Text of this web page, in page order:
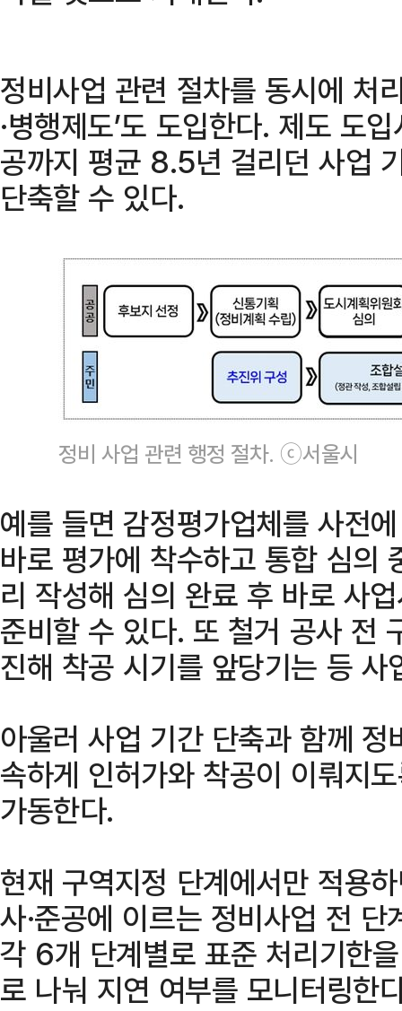
정비사업 관련 절차를 동시에 처
·병행제도’도 도입한다. 제도 도
공까지 평균 8.5년 걸리던 사업
단축할 수 있다.
정비 사업 관련 행정 절차. ⓒ서울시
예를 들면 감정평가업체를 사전
바로 평가에 착수하고 통합 심의
리 작성해 심의 완료 후 바로 사
준비할 수 있다. 또 철거 공사 전
진해 착공 시기를 앞당기는 등
아울러 사업 기간 단축과 함께
속하게 인허가와 착공이 이뤄지
가동한다.
현재 구역지정 단계에서만 적용
사·준공에 이르는 정비사업 전
각 6개 단계별로 표준 처리기한
로 나눠 지연 여부를 모니터링한